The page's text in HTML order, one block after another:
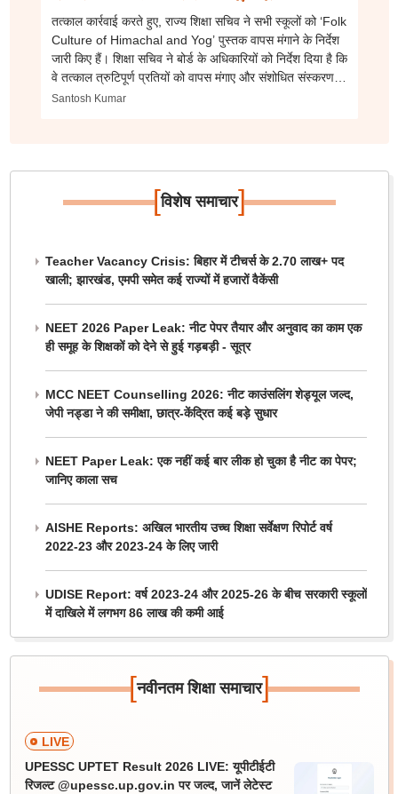
तत्काल कार्रवाई करते हुए, राज्य शिक्षा सचिव ने सभी स्कूलों को ‘Folk
Culture of Himachal and Yog’ पुस्तक वापस मंगाने के निर्देश
जारी किए हैं। शिक्षा सचिव ने बोर्ड के अधिकारियों को निर्देश दिया है कि
वे तत्काल त्रुटिपूर्ण प्रतियों को वापस मंगाए और संशोधित संस्करण
मुद्रित करें।
Santosh Kumar
[विशेष समाचार]
Teacher Vacancy Crisis: बिहार में टीचर्स के 2.70 लाख+ पद
खाली; झारखंड, एमपी समेत कई राज्यों में हजारों वैकेंसी
NEET 2026 Paper Leak: नीट पेपर तैयार और अनुवाद का काम एक
ही समूह के शिक्षकों को देने से हुई गड़बड़ी - सूत्र
MCC NEET Counselling 2026: नीट काउंसलिंग शेड्यूल जल्द,
जेपी नड्डा ने की समीक्षा, छात्र-केंद्रित कई बड़े सुधार
NEET Paper Leak: एक नहीं कई बार लीक हो चुका है नीट का पेपर;
जानिए काला सच
AISHE Reports: अखिल भारतीय उच्च शिक्षा सर्वेक्षण रिपोर्ट वर्ष
2022-23 और 2023-24 के लिए जारी
UDISE Report: वर्ष 2023-24 और 2025-26 के बीच सरकारी स्कूलों
में दाखिले में लगभग 86 लाख की कमी आई
[नवीनतम शिक्षा समाचार]
LIVE
UPESSC UPTET Result 2026 LIVE: यूपीटीईटी
रिजल्ट @upessc.up.gov.in पर जल्द, जानें लेटेस्ट